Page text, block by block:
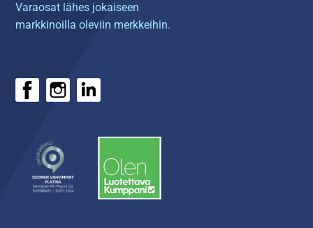
Varaosat lähes jokaiseen
markkinoilla oleviin merkkeihin.